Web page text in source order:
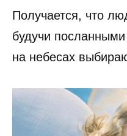
Получается, что
будучи
на небесах